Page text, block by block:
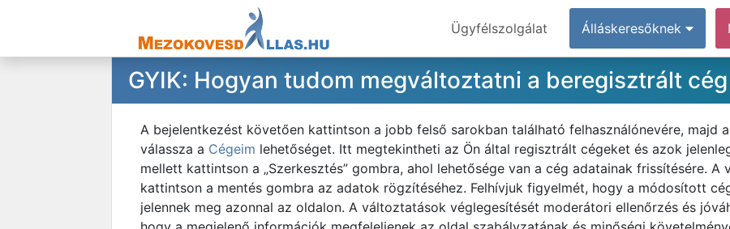
Ügyfélszolgálat Álláskeresőknek
GYIK: Hogyan tudom megváltoztatni a beregisztrált
A bejelentkezést követően kattintson a jobb felső sarokban található felhasználónevére, majd
válassza a Cégeim lehetőséget. Itt megtekintheti az Ön által regisztrált cégeket és azok
mellett kattintson a „Szerkesztés” gombra, ahol lehetősége van a cég adatainak frissítésére.
kattintson a mentés gombra az adatok rögzítéséhez. Felhívjuk figyelmét, hogy a módosított
jelennek meg azonnal az oldalon. A változtatások véglegesítését moderátori ellenőrzés és